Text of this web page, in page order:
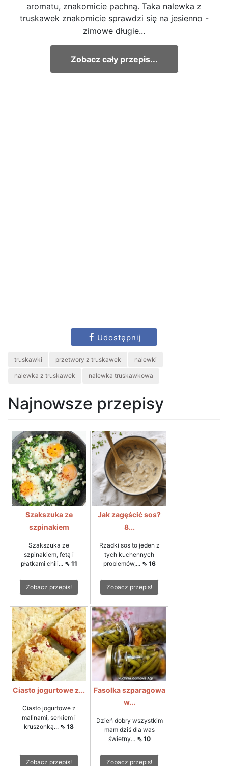
aromatu, znakomicie pachną. Taka nalewka z
truskawek znakomicie sprawdzi się na jesienno -
zimowe długie...
Zobacz cały przepis...
Udostępnij
truskawki przetwory z truskawek nalewki
nalewka z truskawek nalewka truskawkowa
Najnowsze przepisy
Szakszuka ze
szpinakiem
Szakszuka ze
szpinakiem, fetą i
płatkami chili... ⇖ 11
Zobacz przepis!
Jak zagęścić sos?
8...
Rzadki sos to jeden z
tych kuchennych
problemów,... ⇖ 16
Zobacz przepis!
Ciasto jogurtowe z...
Ciasto jogurtowe z
malinami, serkiem i
kruszonką... ⇖ 18
Zobacz przepis!
Fasolka szparagowa
w...
Dzień dobry wszystkim
mam dziś dla was
świetny... ⇖ 10
Zobacz przepis!